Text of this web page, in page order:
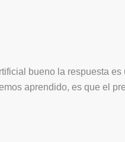
bueno la respuesta
aprendido, es que el